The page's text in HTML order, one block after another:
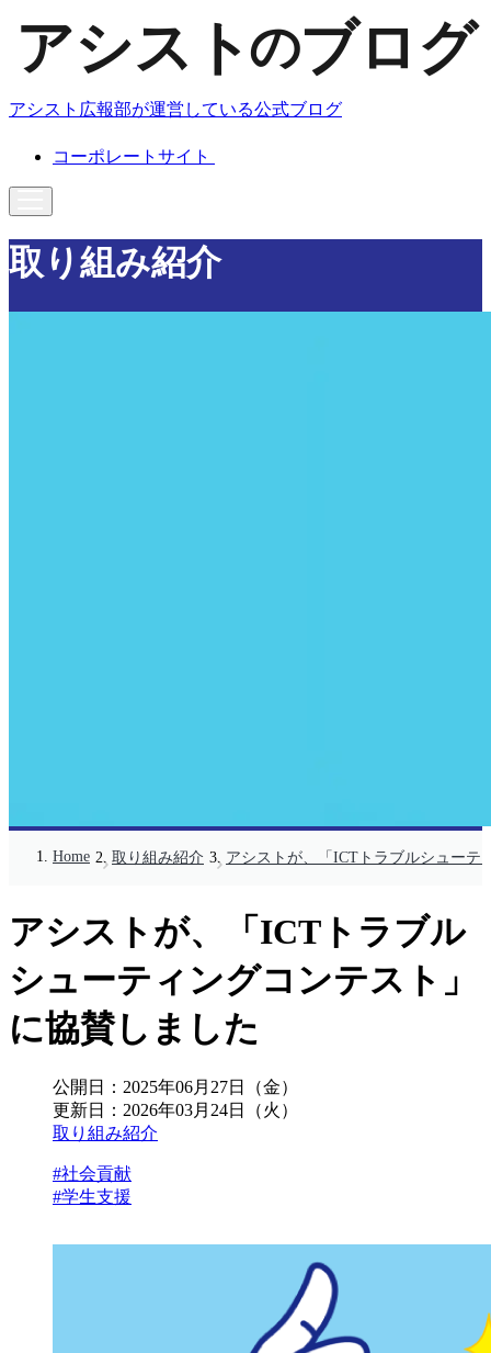
アシスト広報部が運営している公式ブログ
コーポレートサイト
取り組み紹介
Home 取り組み紹介 アシストが、「ICTトラブルシューテ
アシストが、「ICTトラブル
シューティングコンテスト」
に協賛しました
公開日： 2025年06月27日（金）
更新日： 2026年03月24日（火）
取り組み紹介
#社会貢献
#学生支援